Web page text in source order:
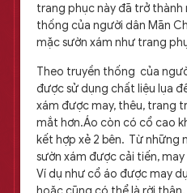
trang phục này đã trở
thống của người dân Mãn
mặc sườn xám như trang
Theo truyền thống của
được sử dụng chất liệu lụa
xám được may, thêu, trang
mắt hơn.Áo còn có cổ cao
kết hợp xẻ 2 bên. Từ những
sườn xám được cải tiến,
Ví dụ như cổ áo được may